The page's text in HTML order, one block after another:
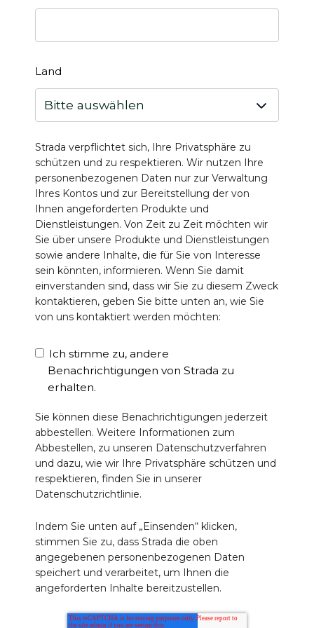
Land
Strada verpflichtet sich, Ihre Privatsphäre zu
schützen und zu respektieren. Wir nutzen Ihre
personenbezogenen Daten nur zur Verwaltung
Ihres Kontos und zur Bereitstellung der von
Ihnen angeforderten Produkte und
Dienstleistungen. Von Zeit zu Zeit möchten wir
Sie über unsere Produkte und Dienstleistungen
sowie andere Inhalte, die für Sie von Interesse
sein könnten, informieren. Wenn Sie damit
einverstanden sind, dass wir Sie zu diesem Zweck
kontaktieren, geben Sie bitte unten an, wie Sie
von uns kontaktiert werden möchten:
Ich stimme zu, andere
Benachrichtigungen von Strada zu
erhalten.
Sie können diese Benachrichtigungen jederzeit
abbestellen. Weitere Informationen zum
Abbestellen, zu unseren Datenschutzverfahren
und dazu, wie wir Ihre Privatsphäre schützen und
respektieren, finden Sie in unserer
Datenschutzrichtlinie.
Indem Sie unten auf „Einsenden“ klicken,
stimmen Sie zu, dass Strada die oben
angegebenen personenbezogenen Daten
speichert und verarbeitet, um Ihnen die
angeforderten Inhalte bereitzustellen.